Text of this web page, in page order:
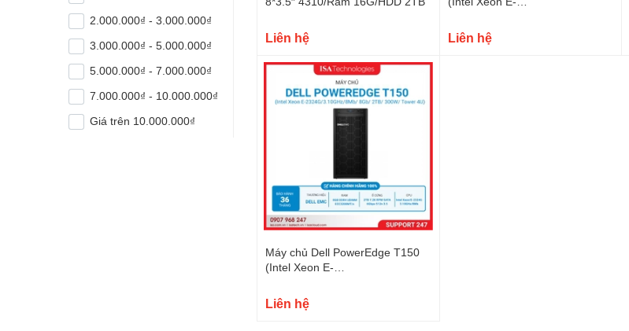
2.000.000₫ - 3.000.000₫
3.000.000₫ - 5.000.000₫
5.000.000₫ - 7.000.000₫
7.000.000₫ - 10.000.000₫
Giá trên 10.000.000₫
Liên hệ
DDR4 3200 MHz/ 1TB/ 300W/
Tower 4U)
Liên hệ
Máy chủ Dell PowerEdge T150
(Intel Xeon E-
300W/ Tower 4U)
Liên hệ